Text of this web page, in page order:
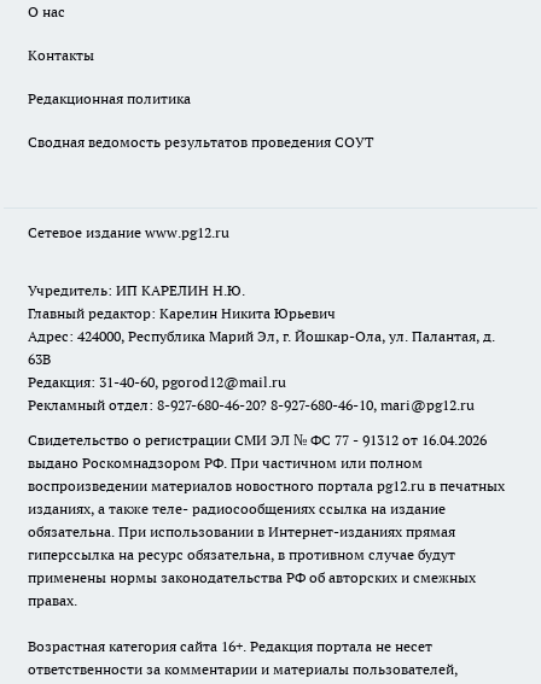
О нас
Контакты
Редакционная политика
Сводная ведомость результатов проведения СОУТ
Сетевое издание www.pg12.ru
Учредитель: ИП КАРЕЛИН Н.Ю.
Главный редактор: Карелин Никита Юрьевич
Адрес: 424000, Республика Марий Эл, г. Йошкар-Ола, ул. Палантая, д.
63В
Редакция: 31-40-60, pgorod12@mail.ru
Рекламный отдел: 8-927-680-46-20? 8-927-680-46-10, mari@pg12.ru
Свидетельство о регистрации СМИ ЭЛ № ФС 77 - 91312 от 16.04.2026
выдано Роскомнадзором РФ. При частичном или полном
воспроизведении материалов новостного портала pg12.ru в печатных
изданиях, а также теле- радиосообщениях ссылка на издание
обязательна. При использовании в Интернет-изданиях прямая
гиперссылка на ресурс обязательна, в противном случае будут
применены нормы законодательства РФ об авторских и смежных
правах.
Возрастная категория сайта 16+. Редакция портала не несет
ответственности за комментарии и материалы пользователей,